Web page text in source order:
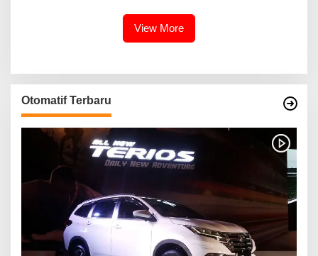
View More
Otomatif Terbaru